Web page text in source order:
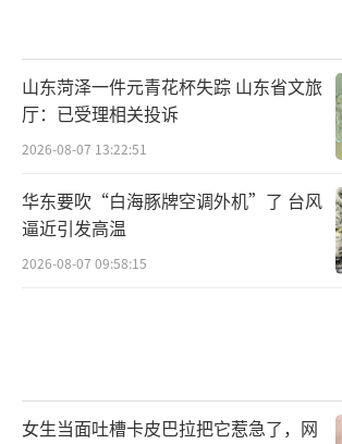
山东菏泽一件元青花杯失踪 山东省文旅
厅：已受理相关投诉
2026-08-07 13:22:51
华东要吹“白海豚牌空调外机”了 台风
逼近引发高温
2026-08-07 09:58:15
女生当面吐槽卡皮巴拉把它惹急了，网